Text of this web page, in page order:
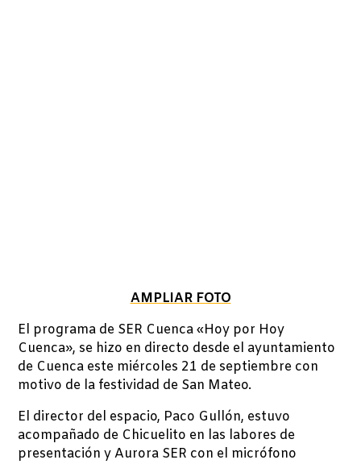
AMPLIAR FOTO
El programa de SER Cuenca «Hoy por Hoy
Cuenca», se hizo en directo desde el ayuntamiento
de Cuenca este miércoles 21 de septiembre con
motivo de la festividad de San Mateo.
El director del espacio, Paco Gullón, estuvo
acompañado de Chicuelito en las labores de
presentación y Aurora SER con el micrófono